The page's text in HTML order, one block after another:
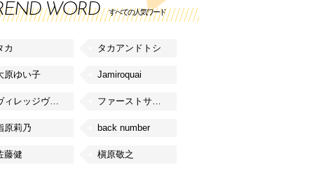
WORD すべての人気ワード
カ タカアンドトシ
原ゆい子 Jamiroquai
ヴィレッジヴァンガード ファーストサマーウイカ
原莉乃 back number
藤健 槇原敬之